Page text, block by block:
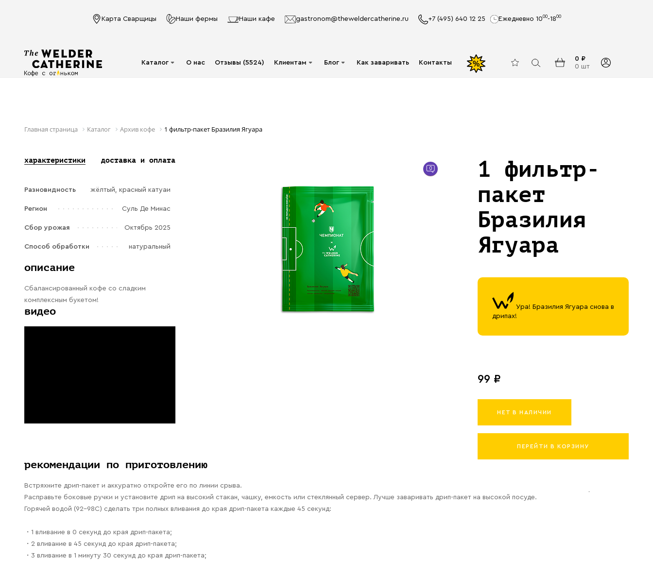
Карта Сварщицы Наши фермы Наши кафе gastronom@theweldercatherine.ru +7 (495) 640 12 25 Ежедневно 1000-1800
Каталог
Для фильтра
Аксессуары
пакете
Напитки в банках
Галараствор
Шоколад
О нас Отзывы (5524) Клиентам Блог Как заваривать Контакты %
0 ₽
0 шт
Главная страница Каталог Архив кофе 1 фильтр-пакет Бразилия Ягуара
характеристики доставка и оплата
Разновидность жёлтый, красный катуаи
Регион Суль Де Минас
Сбор урожая Октябрь 2025
Способ обработки натуральный
описание
Сбалансированный кофе со сладким
комплексным букетом!
видео
0
1 фильтр-
пакет
Бразилия
Ягуара
Ура! Бразилия Ягуара снова в
дрипах!
99 ₽
НЕТ В НАЛИЧИИ
ПЕРЕЙТИ В КОРЗИНУ
рекомендации по приготовлению
Встряхните дрип-пакет и аккуратно откройте его по линии срыва.
Расправьте боковые ручки и установите дрип на высокий стакан, чашку, емкость или стеклянный сервер. Лучше заваривать дрип-пакет на высокой посуде.
Горячей водой (92-98С) сделать три полных вливания до края дрип-пакета каждые 45 секунд:
・1 вливание в 0 секунд до края дрип-пакета;
・2 вливание в 45 секунд до края дрип-пакета;
・3 вливание в 1 минуту 30 секунд до края дрип-пакета;